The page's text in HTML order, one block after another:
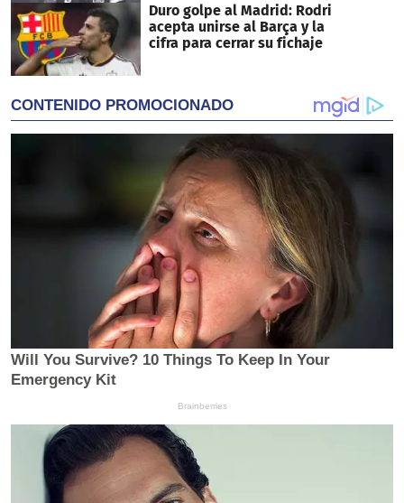
Duro golpe al Madrid: Rodri
acepta unirse al Barça y la
cifra para cerrar su fichaje